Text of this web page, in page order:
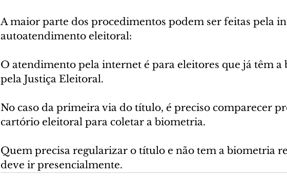
A maior parte dos procedimentos podem ser feitas pela
autoatendimento eleitoral:
O atendimento pela internet é para eleitores que já têm a
pela Justiça Eleitoral.
No caso da primeira via do título, é preciso comparecer
cartório eleitoral para coletar a biometria.
Quem precisa regularizar o título e não tem a biometria
deve ir presencialmente.